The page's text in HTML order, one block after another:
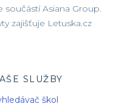
součástí Asiana Group.
zajišťuje Letuska.cz
SLUŽBY
škol